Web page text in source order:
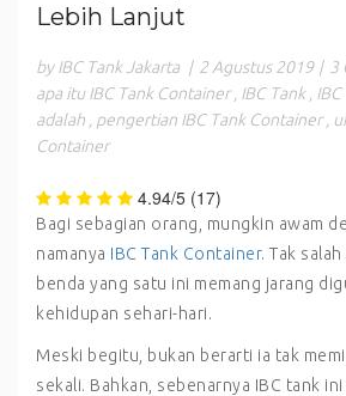
Lebih Lanjut
by IBC Tank Jakarta | 2 Agustus 2019 | 3
apa itu IBC Tank Container
IBC Tank
adalah
pengertian IBC Tank Container
Container
4.94/5 (17)
Bagi sebagian orang, mungkin awam
namanya IBC Tank Container. Tak
benda yang satu ini memang jarang
kehidupan sehari-hari.
Meski begitu, bukan berarti ia tak
sekali. Bahkan, sebenarnya IBC tank